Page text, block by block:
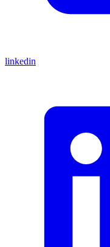
linkedin